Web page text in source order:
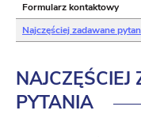
Formularz kontaktowy
Najczęściej zadawane
PYTANIA